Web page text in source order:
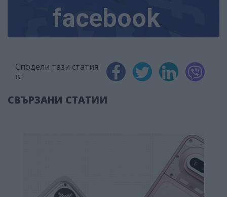
facebook
Сподели тази статия
в:
СВЪРЗАНИ СТАТИИ